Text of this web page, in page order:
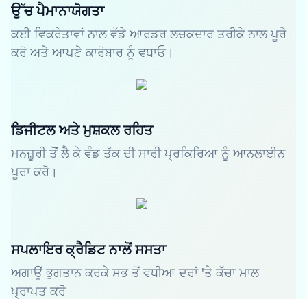
ਉੱਚ ਪੈਮਾਨਾਯੋਗਤਾ
ਕਈ ਵਿਕਰੇਤਾਵਾਂ ਨਾਲ ਵੱਡੇ ਆਰਡਰ ਲਚਕਦਾਰ ਤਰੀਕੇ ਨਾਲ ਪੂਰੇ
ਕਰੋ ਅਤੇ ਆਪਣੇ ਕਾਰੋਬਾਰ ਨੂੰ ਵਧਾਓ।
ਡਿਜੀਟਲ ਅਤੇ ਮੁਸ਼ਕਲ ਰਹਿਤ
ਮਨਜ਼ੂਰੀ ਤੋਂ ਲੈ ਕੇ ਵੰਡ ਤੱਕ ਦੀ ਸਾਰੀ ਪ੍ਰਕਿਰਿਆ ਨੂੰ ਆਨਲਾਈਨ
ਪੂਰਾ ਕਰੋ।
ਸਪਲਾਇਰ ਕ੍ਰੈਡਿਟ ਨਾਲੋਂ ਸਸਤਾ
ਅਗਾਊਂ ਭੁਗਤਾਨ ਕਰਕੇ ਸਭ ਤੋਂ ਵਧੀਆ ਦਰਾਂ 'ਤੇ ਕੱਚਾ ਮਾਲ
ਪ੍ਰਾਪਤ ਕਰੋ